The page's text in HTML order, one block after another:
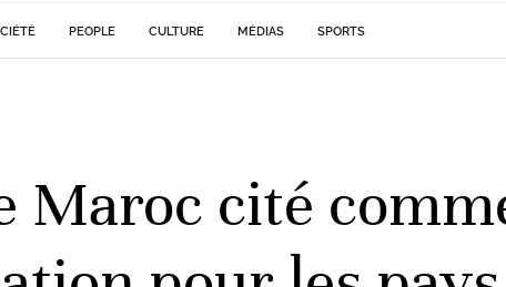
PEOPLE CULTURE MÉDIAS SPORTS
Maroc cité